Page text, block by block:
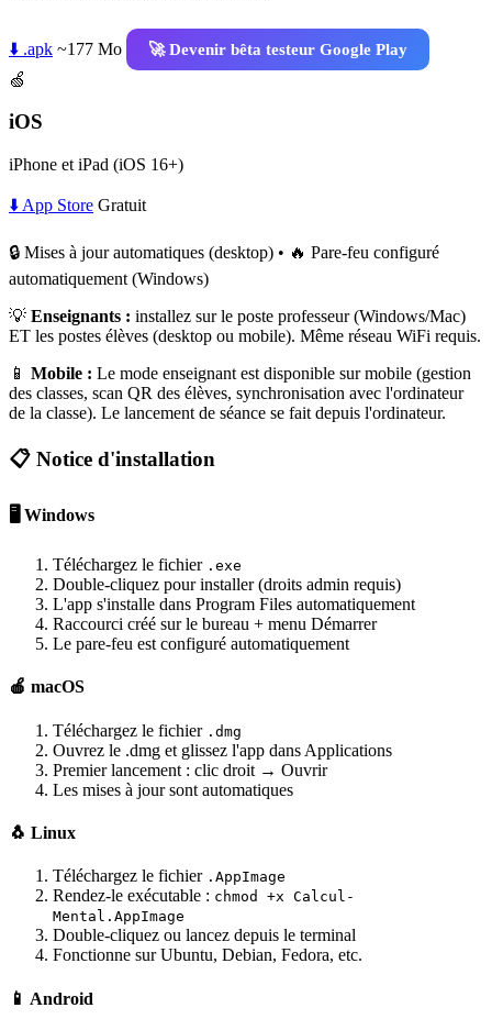
⬇️ .apk ~177 Mo
🚀 Devenir bêta testeur Google Play
🍏
iOS
iPhone et iPad (iOS 16+)
⬇️ App Store Gratuit
🔒 Mises à jour automatiques (desktop) • 🔥 Pare-feu configuré
automatiquement (Windows)
💡 Enseignants : installez sur le poste professeur (Windows/Mac)
ET les postes élèves (desktop ou mobile). Même réseau WiFi requis.
📱 Mobile : Le mode enseignant est disponible sur mobile (gestion
des classes, scan QR des élèves, synchronisation avec l'ordinateur
de la classe). Le lancement de séance se fait depuis l'ordinateur.
📋 Notice d'installation
🖥️ Windows
Téléchargez le fichier .exe
Double-cliquez pour installer (droits admin requis)
L'app s'installe dans Program Files automatiquement
Raccourci créé sur le bureau + menu Démarrer
Le pare-feu est configuré automatiquement
🍎 macOS
Téléchargez le fichier .dmg
Ouvrez le .dmg et glissez l'app dans Applications
Premier lancement : clic droit → Ouvrir
Les mises à jour sont automatiques
🐧 Linux
Téléchargez le fichier .AppImage
Rendez-le exécutable : chmod +x Calcul-
Mental.AppImage
Double-cliquez ou lancez depuis le terminal
Fonctionne sur Ubuntu, Debian, Fedora, etc.
📱 Android